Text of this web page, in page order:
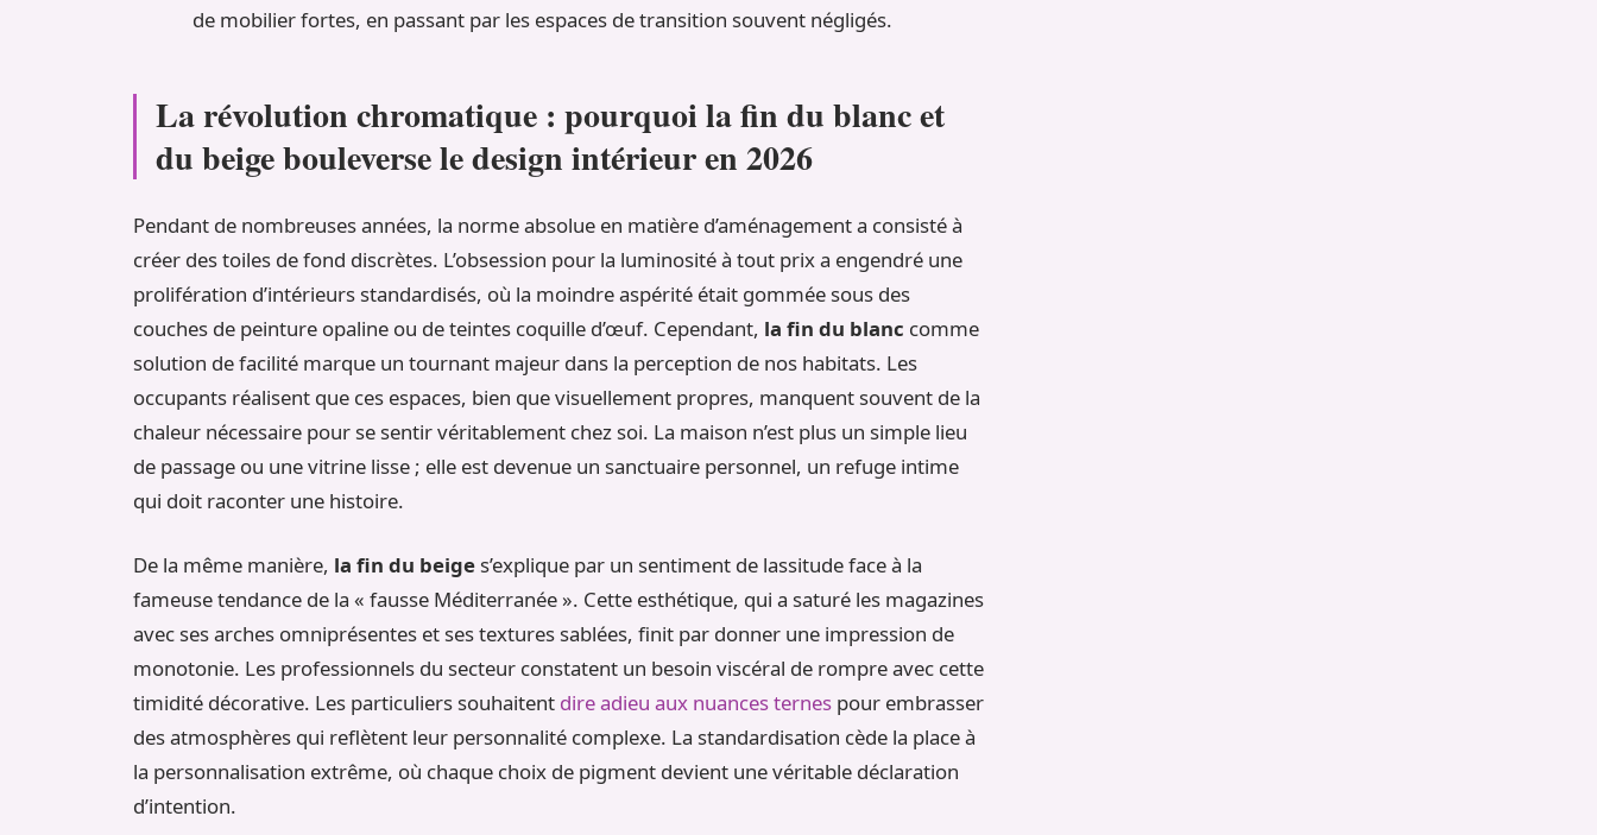
de mobilier fortes, en passant par les espaces de transition souvent négligés.
La révolution chromatique : pourquoi la fin du blanc et
du beige bouleverse le design intérieur en 2026
Pendant de nombreuses années, la norme absolue en matière d’aménagement a consisté à
créer des toiles de fond discrètes. L’obsession pour la luminosité à tout prix a engendré une
prolifération d’intérieurs standardisés, où la moindre aspérité était gommée sous des
couches de peinture opaline ou de teintes coquille d’œuf. Cependant, la fin du blanc comme
solution de facilité marque un tournant majeur dans la perception de nos habitats. Les
occupants réalisent que ces espaces, bien que visuellement propres, manquent souvent de la
chaleur nécessaire pour se sentir véritablement chez soi. La maison n’est plus un simple lieu
de passage ou une vitrine lisse ; elle est devenue un sanctuaire personnel, un refuge intime
qui doit raconter une histoire.
De la même manière, la fin du beige s’explique par un sentiment de lassitude face à la
fameuse tendance de la « fausse Méditerranée ». Cette esthétique, qui a saturé les magazines
avec ses arches omniprésentes et ses textures sablées, finit par donner une impression de
monotonie. Les professionnels du secteur constatent un besoin viscéral de rompre avec cette
timidité décorative. Les particuliers souhaitent dire adieu aux nuances ternes pour embrasser
des atmosphères qui reflètent leur personnalité complexe. La standardisation cède la place à
la personnalisation extrême, où chaque choix de pigment devient une véritable déclaration
d’intention.